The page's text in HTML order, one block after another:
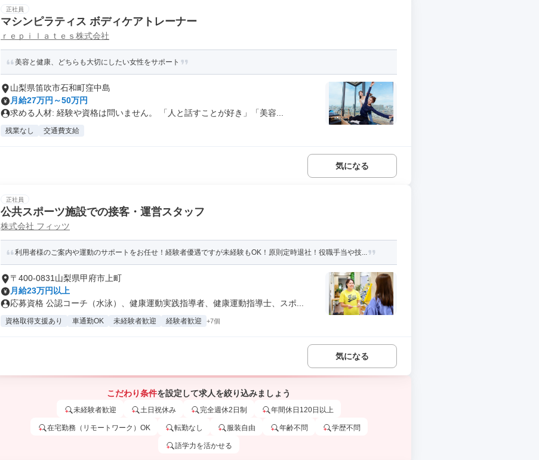
正社員
マシンピラティス ボディケアトレーナー
ｒｅｐｉｌａｔｅｓ株式会社
美容と健康、どちらも大切にしたい女性をサポート
山梨県笛吹市石和町窪中島
月給27万円～50万円
求める人材: 経験や資格は問いません。 「人と話すことが好き」「美容...
残業なし 交通費支給
気になる
正社員
公共スポーツ施設での接客・運営スタッフ
株式会社 フィッツ
利用者様のご案内や運動のサポートをお任せ！経験者優遇ですが未経験もOK！原則定時退社！役職手当や技...
〒400-0831山梨県甲府市上町
月給23万円以上
応募資格 公認コーチ（水泳）、健康運動実践指導者、健康運動指導士、スポ...
資格取得支援あり 車通勤OK 未経験者歓迎 経験者歓迎 +7個
気になる
こだわり条件を設定して求人を絞り込みましょう
未経験者歓迎 土日祝休み 完全週休2日制 年間休日120日以上
在宅勤務（リモートワーク）OK 転勤なし 服装自由 年齢不問 学歴不問
語学力を活かせる